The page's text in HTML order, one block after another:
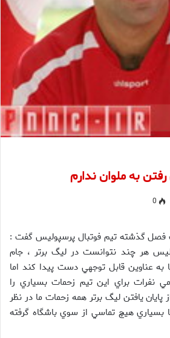
به ملوان ندارم
0
فصل گذشته تیم فوتبال پرسپولیس گفت :
هر چند نتوانست در ليگ برتر ، جام
عناوين قابل توجهي دست پيدا کند اما
نفرات براي اين تيم زحمات بسياري را
يافتن ليگ برتر همه زحمات ما در نظر
هيچ تماسي از سوي باشگاه گرفته